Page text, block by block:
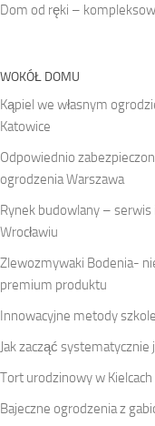
Dom od ręki –
WOKÓŁ DOMU
Kąpiel we własnym
Katowice
Odpowiednio
ogrodzenia Warszawa
Rynek budowlany –
Wrocławiu
Zlewozmywaki Bodenia-
premium produktu
Innowacyjne metody
Jak zacząć
Tort urodzinowy w
Bajeczne ogrodzenia z